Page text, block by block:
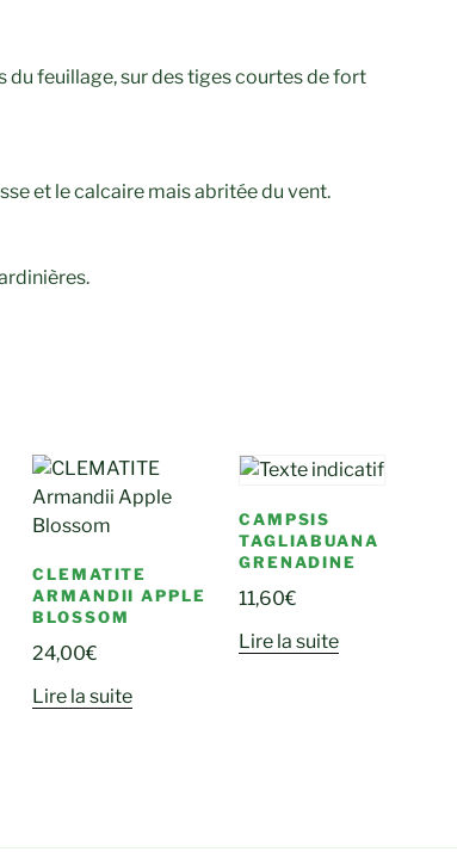
du feuillage, sur des tiges courtes de fort
et le calcaire mais abritée du vent.
CLEMATITE
ARMANDII APPLE
BLOSSOM
24,00€
Lire la suite
CAMPSIS
TAGLIABUANA
GRENADINE
11,60€
Lire la suite